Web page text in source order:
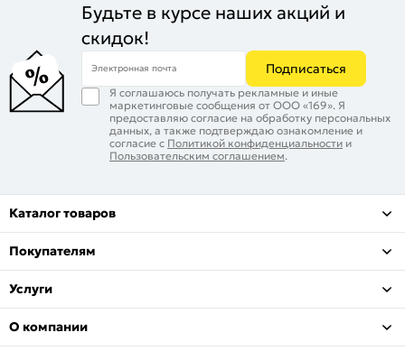
Будьте в курсе наших акций и
скидок!
Электронная почта Подписаться
Я соглашаюсь получать рекламные и иные
маркетинговые сообщения от ООО «169». Я
предоставляю согласие на обработку персональных
данных, а также подтверждаю ознакомление и
согласие с Политикой конфиденциальности и
Пользовательским соглашением.
Каталог товаров
Покупателям
Услуги
О компании